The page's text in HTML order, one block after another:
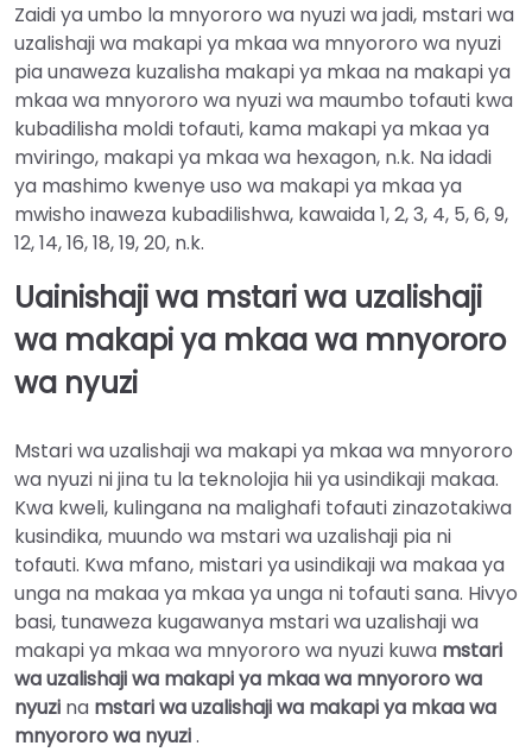
Zaidi ya umbo la mnyororo wa nyuzi wa jadi, mstari wa
uzalishaji wa makapi ya mkaa wa mnyororo wa nyuzi
pia unaweza kuzalisha makapi ya mkaa na makapi ya
mkaa wa mnyororo wa nyuzi wa maumbo tofauti kwa
kubadilisha moldi tofauti, kama makapi ya mkaa ya
mviringo, makapi ya mkaa wa hexagon, n.k. Na idadi
ya mashimo kwenye uso wa makapi ya mkaa ya
mwisho inaweza kubadilishwa, kawaida 1, 2, 3, 4, 5, 6, 9,
12, 14, 16, 18, 19, 20, n.k.
Uainishaji wa mstari wa uzalishaji
wa makapi ya mkaa wa mnyororo
wa nyuzi
Mstari wa uzalishaji wa makapi ya mkaa wa mnyororo
wa nyuzi ni jina tu la teknolojia hii ya usindikaji makaa.
Kwa kweli, kulingana na malighafi tofauti zinazotakiwa
kusindika, muundo wa mstari wa uzalishaji pia ni
tofauti. Kwa mfano, mistari ya usindikaji wa makaa ya
unga na makaa ya mkaa ya unga ni tofauti sana. Hivyo
basi, tunaweza kugawanya mstari wa uzalishaji wa
makapi ya mkaa wa mnyororo wa nyuzi kuwa mstari
wa uzalishaji wa makapi ya mkaa wa mnyororo wa
nyuzi na mstari wa uzalishaji wa makapi ya mkaa wa
mnyororo wa nyuzi.